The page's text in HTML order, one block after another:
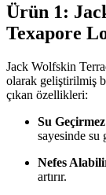
Ürün 1:
Texapore
Jack Wolfskin
olarak geliştirilmiş
çıkan özellikleri:
Su Geçirmez
sayesinde su
Nefes
artırır.